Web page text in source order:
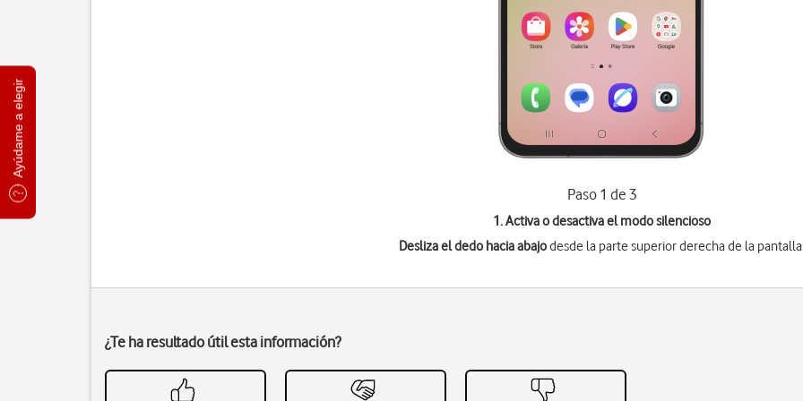
Ayúdame a elegir
Paso 1 de 3
1. Activa o desactiva el modo silencioso
Desliza el dedo hacia abajodesde la parte superior derecha de la
¿Te ha resultado útil esta información?